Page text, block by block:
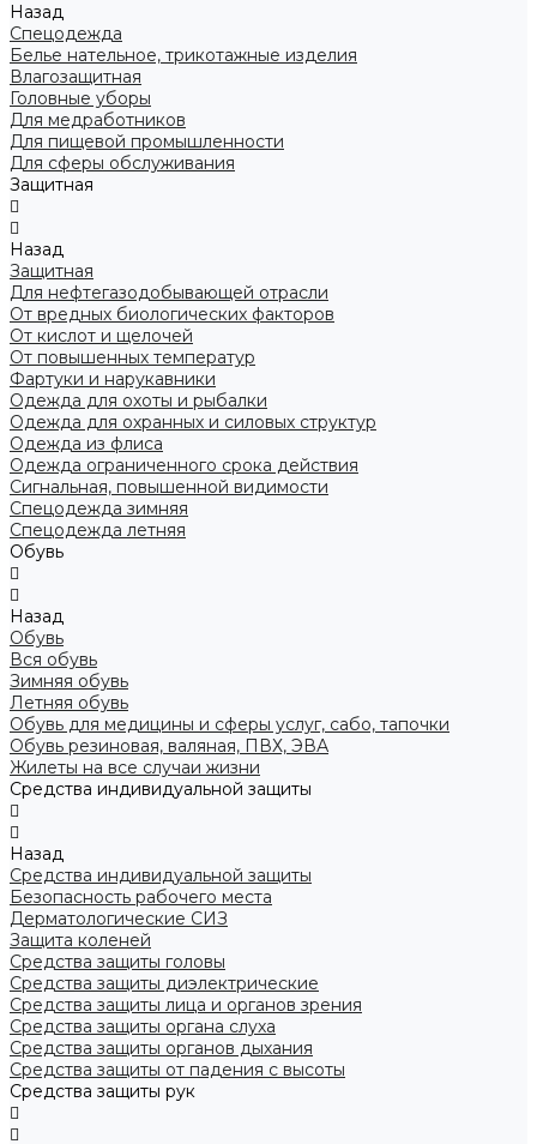
Назад
Спецодежда
Белье нательное, трикотажные изделия
Влагозащитная
Головные уборы
Для медработников
Для пищевой промышленности
Для сферы обслуживания
Защитная
Назад
Защитная
Для нефтегазодобывающей отрасли
От вредных биологических факторов
От кислот и щелочей
От повышенных температур
Фартуки и нарукавники
Одежда для охоты и рыбалки
Одежда для охранных и силовых структур
Одежда из флиса
Одежда ограниченного срока действия
Сигнальная, повышенной видимости
Спецодежда зимняя
Спецодежда летняя
Обувь
Назад
Обувь
Вся обувь
Зимняя обувь
Летняя обувь
Обувь для медицины и сферы услуг, сабо, тапочки
Обувь резиновая, валяная, ПВХ, ЭВА
Жилеты на все случаи жизни
Средства индивидуальной защиты
Назад
Средства индивидуальной защиты
Безопасность рабочего места
Дерматологические СИЗ
Защита коленей
Средства защиты головы
Средства защиты диэлектрические
Средства защиты лица и органов зрения
Средства защиты органа слуха
Средства защиты органов дыхания
Средства защиты от падения с высоты
Средства защиты рук